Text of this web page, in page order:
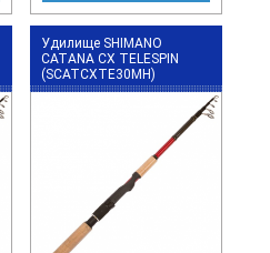
Удилище SHIMANO
CATANA CX TELESPIN
(SCATCXTE30MH)